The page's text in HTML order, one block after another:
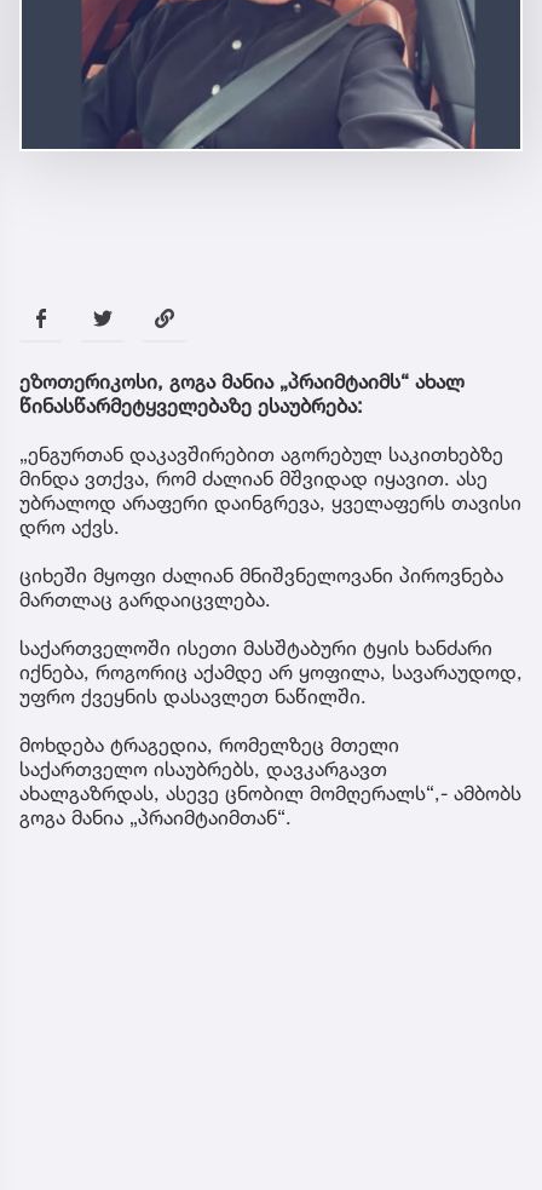
ეზოთერიკოსი, გოგა მანია „პრაიმტაიმს“ ახალ
წინასწარმეტყველებაზე ესაუბრება:
„ენგურთან დაკავშირებით აგორებულ საკითხებზე
მინდა ვთქვა, რომ ძალიან მშვიდად იყავით. ასე
უბრალოდ არაფერი დაინგრევა, ყველაფერს თავისი
დრო აქვს.
ციხეში მყოფი ძალიან მნიშვნელოვანი პიროვნება
მართლაც გარდაიცვლება.
საქართველოში ისეთი მასშტაბური ტყის ხანძარი
იქნება, როგორიც აქამდე არ ყოფილა, სავარაუდოდ,
უფრო ქვეყნის დასავლეთ ნაწილში.
მოხდება ტრაგედია, რომელზეც მთელი
საქართველო ისაუბრებს, დავკარგავთ
ახალგაზრდას, ასევე ცნობილ მომღერალს“,- ამბობს
გოგა მანია „პრაიმტაიმთან“.